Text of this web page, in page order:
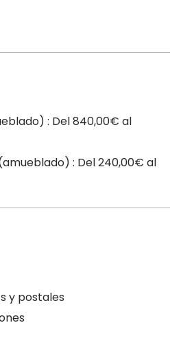
: Del 840,00€ al
: Del 240,00€ al
y postales